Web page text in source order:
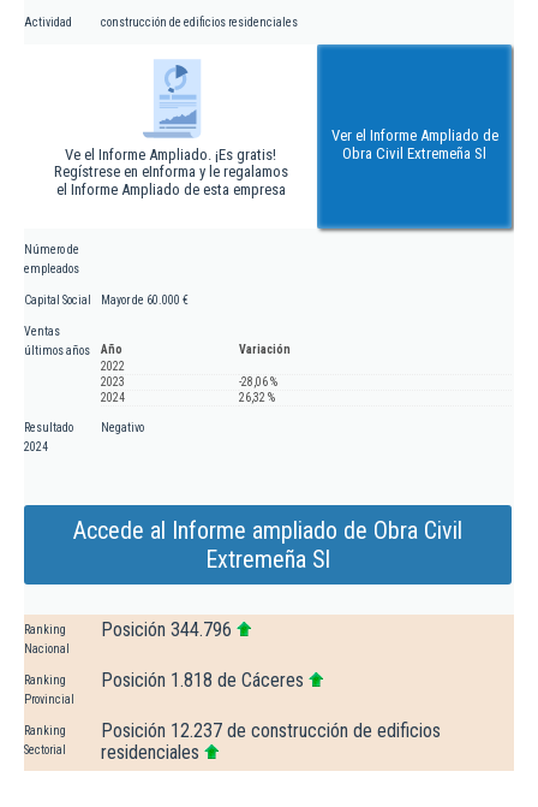
Actividad construcción de edificios residenciales
Ve el Informe Ampliado. ¡Es gratis!
Regístrese en eInforma y le regalamos
el Informe Ampliado de esta empresa
Ver el Informe Ampliado de
Obra Civil Extremeña Sl
Número de
empleados
Capital Social Mayor de 60.000 €
Ventas
últimos años
Año
Variación
2022
2023
-28,06 %
2024
26,32 %
Resultado
2024
Negativo
Accede al Informe ampliado de Obra Civil
Extremeña Sl
Ranking
Nacional
Posición 344.796
Ranking
Provincial
Posición 1.818 de Cáceres
Ranking
Sectorial
Posición 12.237 de construcción de edificios
residenciales